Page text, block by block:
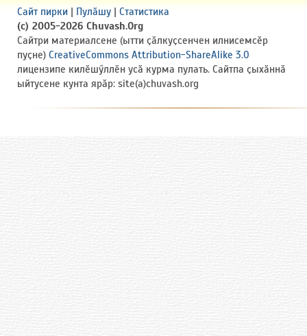
Сайт пирки | Пулӑшу | Статистика
(c) 2005-2026 Chuvash.Org
Сайтри материалсене (ытти ҫӑлкуҫсенчен илнисемсӗр
пуҫне) CreativeCommons Attribution-ShareAlike 3.0
лицензипе килӗшӳллӗн усӑ курма пулать. Сайтпа ҫыхӑннӑ
ыйтусене кунта ярӑр: site(a)chuvash.org